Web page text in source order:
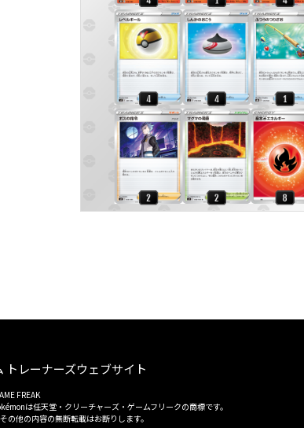
トレーナーズウェブサイト
FREAK
は任天堂・クリーチャーズ・ゲームフリークの商標です。
の他の内容の無断転載はお断りします。